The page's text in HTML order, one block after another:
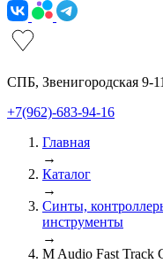
СПБ, Звенигородская 9-11
+7(962)-683-94-16
Главная
→
Каталог
→
Синты,
инструменты
→
M Audio Fast Track